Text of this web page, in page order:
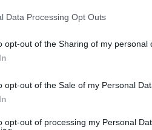
Data Processing Opt Outs
opt-out of the Sharing of my personal
opt-out of the Sale of my Personal
opt-out of processing my Personal
Dél-Bostonban egy
maffiafőnököt, James
az olasz maffia ellen.
Bulger rendkívüli hatalomra
sikerült lekapcsolniuk
bűntársaival és a vele